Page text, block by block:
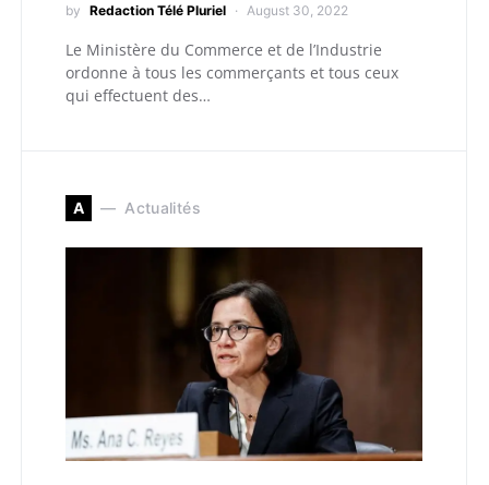
by Redaction Télé Pluriel August 30, 2022
Le Ministère du Commerce et de l’Industrie
ordonne à tous les commerçants et tous ceux
qui effectuent des…
A Actualités